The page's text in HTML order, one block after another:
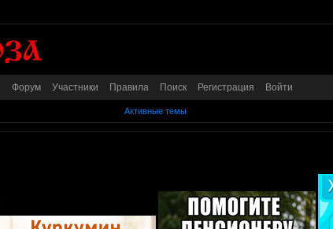
Форум Участники Правила Поиск Регистрация Войти
Активные темы